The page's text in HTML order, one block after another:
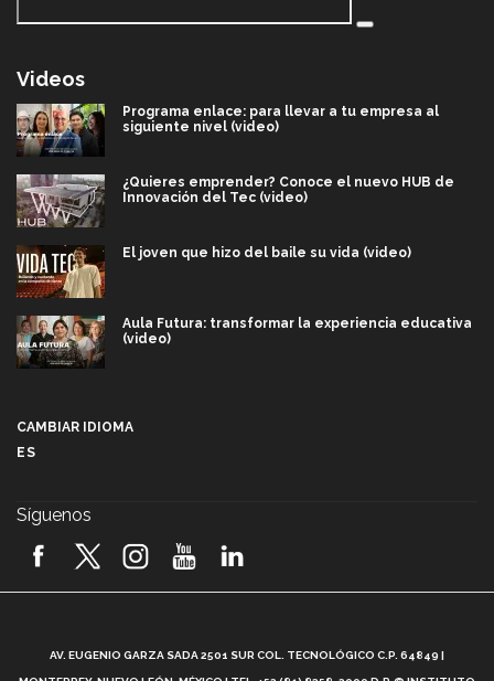
Videos
Programa enlace: para llevar a tu empresa al
siguiente nivel (video)
¿Quieres emprender? Conoce el nuevo HUB de
Innovación del Tec (video)
El joven que hizo del baile su vida (video)
Aula Futura: transformar la experiencia educativa
(video)
2026! (video)
¿Cómo es el Modelo Educativo Tec? (video)
CAMBIAR IDIOMA
ES
Síguenos
AV. EUGENIO GARZA SADA 2501 SUR COL. TECNOLÓGICO C.P. 64849 |